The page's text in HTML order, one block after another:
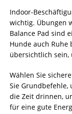
Indoor-
wichtig. Übungen
Balance Pad sind
Hunde auch
übersichtlich sein,
Wählen Sie
Sie Grundbefehle,
die Zeit drinnen,
für eine gute